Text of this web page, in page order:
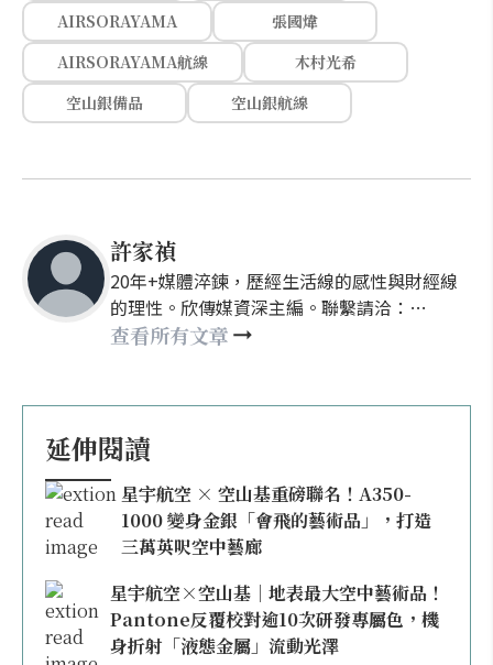
AIRSORAYAMA
張國煒
AIRSORAYAMA航線
木村光希
空山銀備品
空山銀航線
許家禎
20年+媒體淬鍊，歷經生活線的感性與財經線
的理性。欣傳媒資深主編。聯繫請洽：
nellyhsu@xinmedia.com
查看所有文章
延伸閱讀
星宇航空 × 空山基重磅聯名！A350-
1000 變身金銀「會飛的藝術品」，打造
三萬英呎空中藝廊
星宇航空×空山基｜地表最大空中藝術品！
Pantone反覆校對逾10次研發專屬色，機
身折射「液態金屬」流動光澤